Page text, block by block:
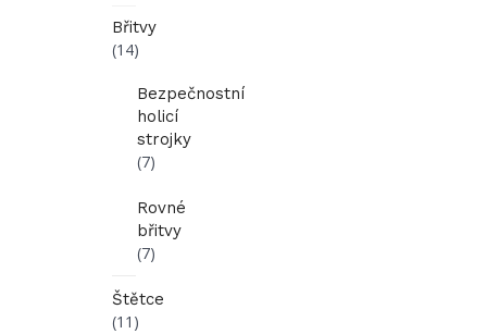
Břitvy
(14)
Bezpečnostní
holicí
strojky
(7)
Rovné
břitvy
(7)
Štětce
(11)